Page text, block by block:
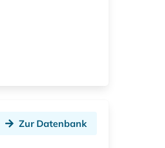
Zur Datenbank